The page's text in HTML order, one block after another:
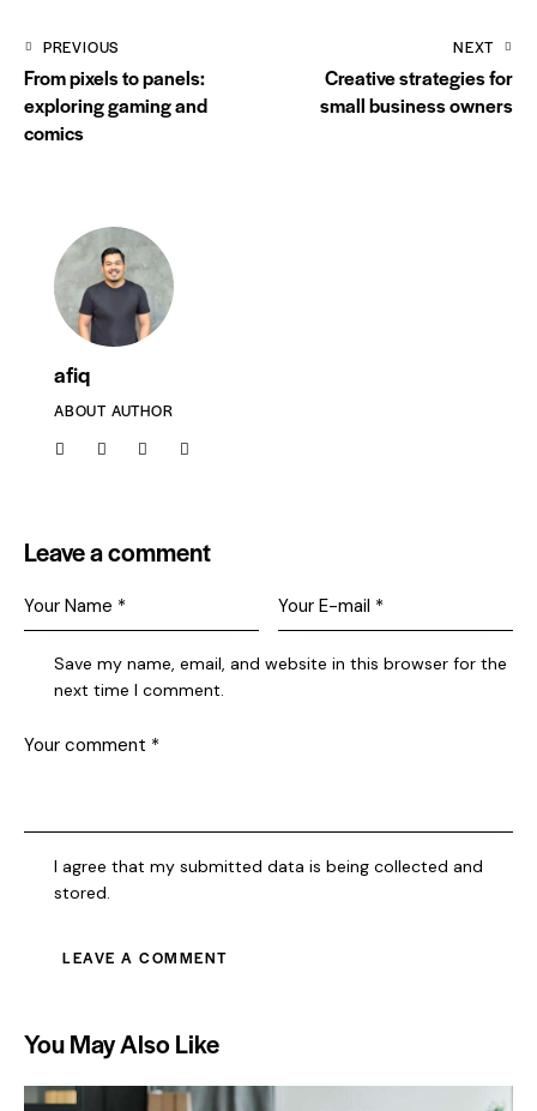
PREVIOUS
From pixels to panels:
exploring gaming and
comics
NEXT
Creative strategies for
small business owners
afiq
ABOUT AUTHOR
Leave a comment
Save my name, email, and website in this browser for the
next time I comment.
I agree that my submitted data is being collected and
stored.
You May Also Like